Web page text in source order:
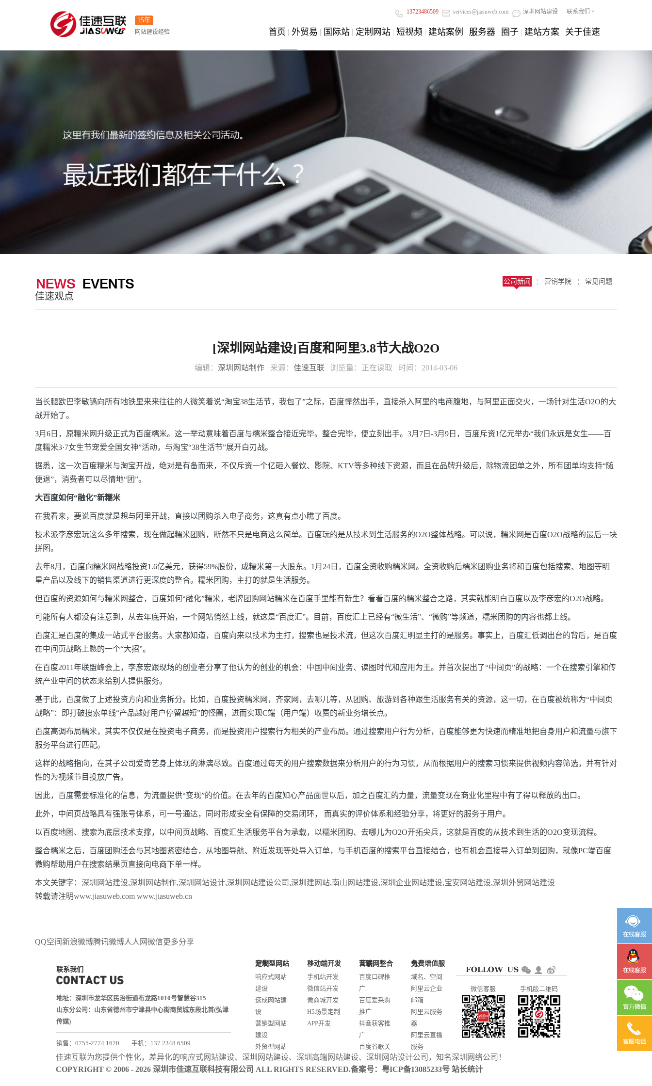
15年
网站建设经验
13723486509 services@jiasuweb.com 深圳网站建设 联系我们
首页 外贸易 国际站 定制网站 短视频 建站案例 服务器 圈子 建站方案 关于佳速
佳速观点
公司新闻 ¦ 营销学院 ¦ 常见问题
[深圳网站建设]百度和阿里3.8节大战O2O
编辑： 深圳网站制作 来源： 佳速互联 浏览量： 正在读取 时间：2014-03-06
当长腿欧巴李敏镐向所有地铁里来来往往的人微笑着说“淘宝38生活节，我包了”之际，百度悍然出手，直接杀入阿里的电商腹地，与阿里正面交火，一场针对生活O2O的大
战开始了。
3月6日，原糯米网升级正式为百度糯米。这一举动意味着百度与糯米整合接近完毕。整合完毕，便立刻出手。3月7日-3月9日，百度斥资1亿元举办“我们永远是女生——百
度糯米3·7女生节宠爱全国女神”活动，与淘宝“38生活节”展开白刃战。
据悉，这一次百度糯米与淘宝开战，绝对是有备而来，不仅斥资一个亿砸入餐饮、影院、KTV等多种线下资源，而且在品牌升级后，除物流团单之外，所有团单均支持“随
便退”，消费者可以尽情地“团”。
大百度如何“融化”新糯米
在我看来，要说百度就是想与阿里开战，直接以团购杀入电子商务，这真有点小瞧了百度。
技术派李彦宏玩这么多年搜索，现在做起糯米团购，断然不只是电商这么简单。百度玩的是从技术到生活服务的O2O整体战略。可以说，糯米网是百度O2O战略的最后一块
拼图。
去年8月，百度向糯米网战略投资1.6亿美元，获得59%股份，成糯米第一大股东。1月24日，百度全资收购糯米网。全资收购后糯米团购业务将和百度包括搜索、地图等明
星产品以及线下的销售渠道进行更深度的整合。糯米团购，主打的就是生活服务。
但百度的资源如何与糯米网整合，百度如何“融化”糯米，老牌团购网站糯米在百度手里能有新生？看看百度的糯米整合之路，其实就能明白百度以及李彦宏的O2O战略。
可能所有人都没有注意到，从去年底开始，一个网站悄然上线，就这是“百度汇”。目前，百度汇上已经有“微生活”、“微购”等频道，糯米团购的内容也都上线。
百度汇是百度的集成一站式平台服务。大家都知道，百度向来以技术为主打，搜索也是技术流，但这次百度汇明显主打的是服务。事实上，百度汇低调出台的背后，是百度
在中间页战略上憋的一个“大招”。
在百度2011年联盟峰会上，李彦宏跟现场的创业者分享了他认为的创业的机会：中国中间业务、读图时代和应用为王。并首次提出了“中间页”的战略：一个在搜索引擎和传
统产业中间的状态来给别人提供服务。
基于此，百度做了上述投资方向和业务拆分。比如，百度投资糯米网，齐家网，去哪儿等，从团购、旅游到各种跟生活服务有关的资源，这一切，在百度被统称为“中间页
战略”：即打破搜索单线“产品越好用户停留越短”的怪圈，进而实现C端（用户端）收费的新业务增长点。
百度高调布局糯米，其实不仅仅是在投资电子商务，而是投资用户搜索行为相关的产业布局。通过搜索用户行为分析，百度能够更为快速而精准地把自身用户和流量与旗下
服务平台进行匹配。
这样的战略指向，在其子公司爱奇艺身上体现的淋漓尽致。百度通过每天的用户搜索数据来分析用户的行为习惯，从而根据用户的搜索习惯来提供视频内容筛选，并有针对
性的为视频节目投放广告。
因此，百度需要标准化的信息，为流量提供“变现”的价值。在去年的百度知心产品面世以后，加之百度汇的力量，流量变现在商业化里程中有了得以释放的出口。
此外，中间页战略具有强账号体系，可一号通达，同时形成安全有保障的交易闭环， 而真实的评价体系和经验分享，将更好的服务于用户。
以百度地图、搜索为底层技术支撑，以中间页战略、百度汇生活服务平台为承载，以糯米团购、去哪儿为O2O开拓尖兵，这就是百度的从技术到生活的O2O变现流程。
整合糯米之后，百度团购还会与其地图紧密结合，从地图导航、附近发现等处导入订单，与手机百度的搜索平台直接结合，也有机会直接导入订单到团购，就像PC端百度
微购帮助用户在搜索结果页直接向电商下单一样。
本文关键字： 深圳网站建设,深圳网站制作,深圳网站设计,深圳网站建设公司 ,深圳建网站,南山网站建设,深圳企业网站建设,宝安网站建设,深圳外贸网站建设
转载请注明www.jiasuweb.com www.jiasuweb.cn
QQ空间 新浪微博腾讯微博人人网微信更多分享
联系我们
地址：深圳市龙华区民治街道布龙路1010号智慧谷315
山东分公司：山东省德州市宁津县中心街商贸城东段北首(弘津
传媒)
销售：0755-2774 1620
技术：0755-2688 1370
手机：137 2348 6509
邮箱：services@jiasuweb.com
定制型网站开发
响应式网站
建设
速成网站建
设
营销型网站
建设
外贸型网站
建设
商城网站开
移动端开发
手机站开发
微信站开发
微商城开发
H5场景定制
APP开发
互联网整合营销
百度口碑推
广
百度爱采购
推广
抖音获客推
广
百度谷歌关
键词优化
AI智能发布
免费增值服务
域名、空间
阿里云企业
邮箱
阿里云服务
器
阿里云直播
服务
阿里云ICP备
案
微信客服 手机版二维码
佳速互联为您提供个性化，差异化的响应式网站建设、 深圳网站建设、 深圳高端网站建设、 深圳网站设计公司 ，知名深圳网络公司 ！
COPYRIGHT © 2006 - 2026 深圳市佳速互联科技有限公司 ALL RIGHTS RESERVED.备案号： 粤ICP备13085233号 站长统计